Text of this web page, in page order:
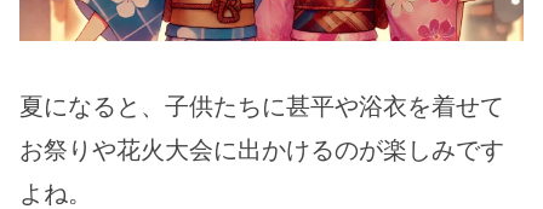
夏になると、子供たちに甚平や浴衣を着せて
お祭りや花火大会に出かけるのが楽しみです
よね。